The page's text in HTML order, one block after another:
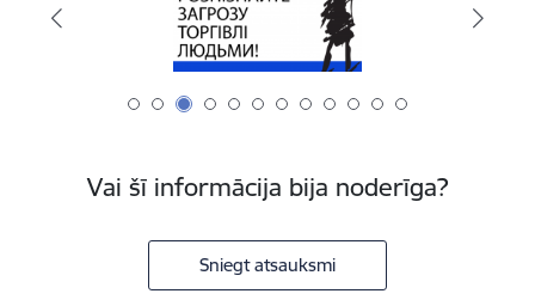
Vai šī informācija bija noderīga?
Sniegt atsauksmi